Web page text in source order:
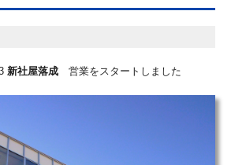
新社屋落成 営業をスタートしました